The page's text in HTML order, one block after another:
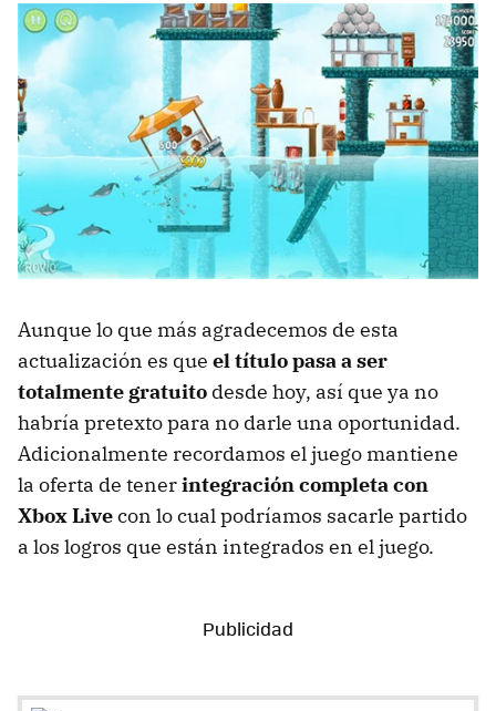
Aunque lo que más agradecemos de esta
actualización es que el título pasa a ser
totalmente gratuito desde hoy, así que ya no
habría pretexto para no darle una oportunidad.
Adicionalmente recordamos el juego mantiene
la oferta de tenerintegración completa con
Xbox Livecon lo cual podríamos sacarle partido
a los logros que están integrados en el juego.